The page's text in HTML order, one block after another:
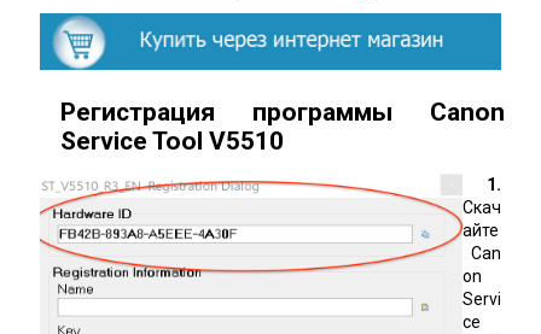
Регистрация программы Canon
Service Tool V5510
1.
Скач
айте
Can
on
Servi
ce